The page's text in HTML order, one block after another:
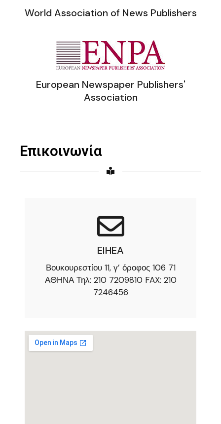
World Association of News Publishers
European Newspaper Publishers'
Association
Επικοινωνία
EIHEA
Βουκουρεστίου 11, γ’ όροφος 106 71
ΑΘΗΝΑ Τηλ: 210 7209810 FAX: 210
7246456